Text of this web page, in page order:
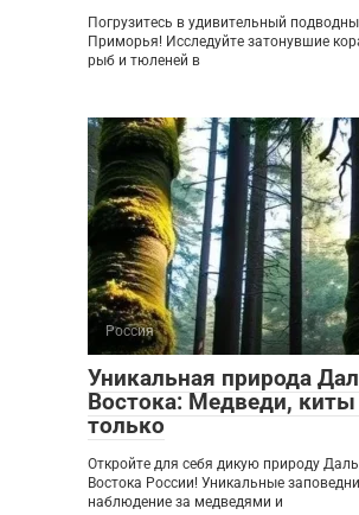
Погрузитесь в удивительный
Приморья! Исследуйте затонувшие
рыб и тюленей в
Россия
Уникальная природа
Востока: Медведи, киты
только
Откройте для себя дикую природу
Востока России! Уникальные
наблюдение за медведями и